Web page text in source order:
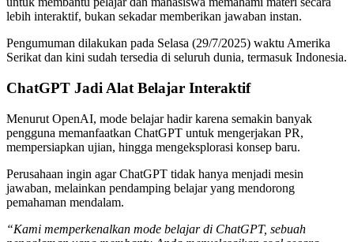
lebih interaktif, bukan sekadar memberikan jawaban instan.
Pengumuman dilakukan pada Selasa (29/7/2025) waktu Amerika
Serikat dan kini sudah tersedia di seluruh dunia, termasuk Indonesia.
ChatGPT Jadi Alat Belajar Interaktif
Menurut OpenAI, mode belajar hadir karena semakin banyak
pengguna memanfaatkan ChatGPT untuk mengerjakan PR,
mempersiapkan ujian, hingga mengeksplorasi konsep baru.
Perusahaan ingin agar ChatGPT tidak hanya menjadi mesin
jawaban, melainkan pendamping belajar yang mendorong
pemahaman mendalam.
“Kami memperkenalkan mode belajar di ChatGPT, sebuah